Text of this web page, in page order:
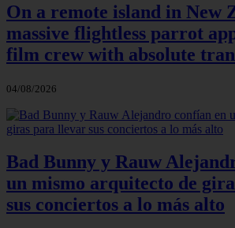
On a remote island in New
massive flightless parrot
film crew with absolute
04/08/2026
Bad Bunny y Rauw
un mismo arquitecto de
sus conciertos a lo más alto